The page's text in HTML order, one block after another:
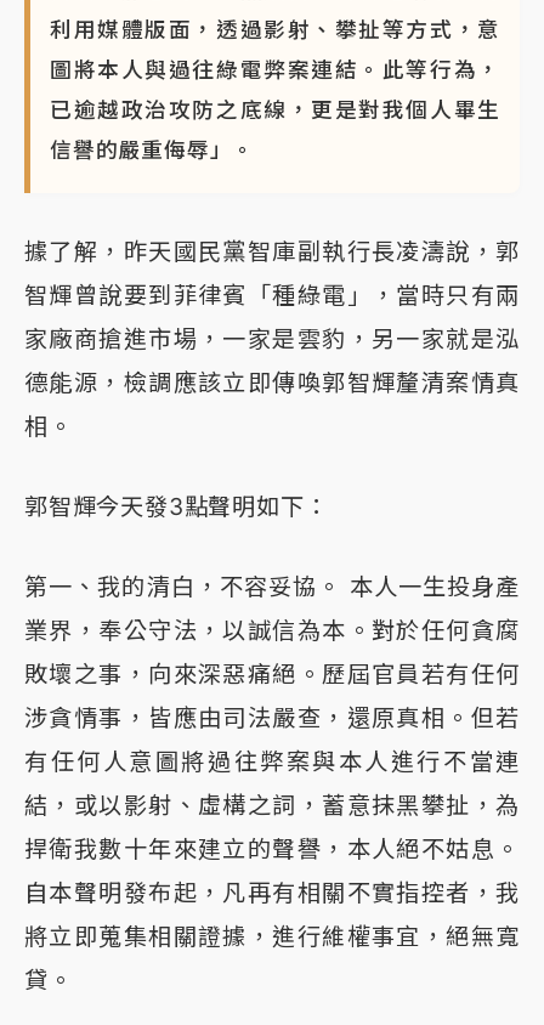
利用媒體版面，透過影射、攀扯等方式，意
圖將本人與過往綠電弊案連結。此等行為，
已逾越政治攻防之底線，更是對我個人畢生
信譽的嚴重侮辱」。
據了解，昨天國民黨智庫副執行長凌濤說，郭
智輝曾說要到菲律賓「種綠電」，當時只有兩
家廠商搶進市場，一家是雲豹，另一家就是泓
德能源，檢調應該立即傳喚郭智輝釐清案情真
相。
郭智輝今天發3點聲明如下：
第一、我的清白，不容妥協。 本人一生投身產
業界，奉公守法，以誠信為本。對於任何貪腐
敗壞之事，向來深惡痛絕。歷屆官員若有任何
涉貪情事，皆應由司法嚴查，還原真相。但若
有任何人意圖將過往弊案與本人進行不當連
結，或以影射、虛構之詞，蓄意抹黑攀扯，為
捍衛我數十年來建立的聲譽，本人絕不姑息。
自本聲明發布起，凡再有相關不實指控者，我
將立即蒐集相關證據，進行維權事宜，絕無寬
貸。